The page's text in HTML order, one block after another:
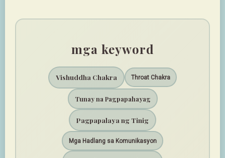
mga keyword
Vishuddha Chakra Throat Chakra
Tunay na Pagpapahayag
Pagpapalaya ng Tinig
Mga Hadlang sa Komunikasyon